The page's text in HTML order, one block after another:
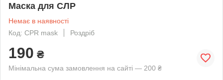
Маска для СЛР
Немає в наявності
Код: CPR mask
Роздріб
190 ₴
Мінімальна сума замовлення на сайті — 200 ₴